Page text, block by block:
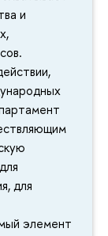
и
для
элемент